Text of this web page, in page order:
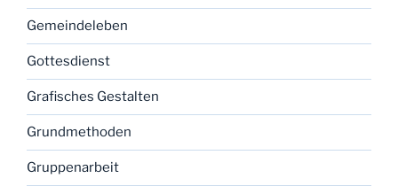
Gemeindeleben
Gottesdienst
Grafisches Gestalten
Grundmethoden
Gruppenarbeit